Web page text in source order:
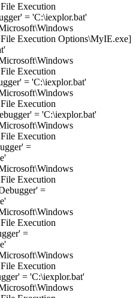
Execution
= 'C:\iexplor.bat'
Execution Options\MyIE.exe]
Execution
= 'C:\iexplor.bat'
Execution
= 'C:\iexplor.bat'
Execution
=
Execution
=
Execution
=
Execution
= 'C:\iexplor.bat'